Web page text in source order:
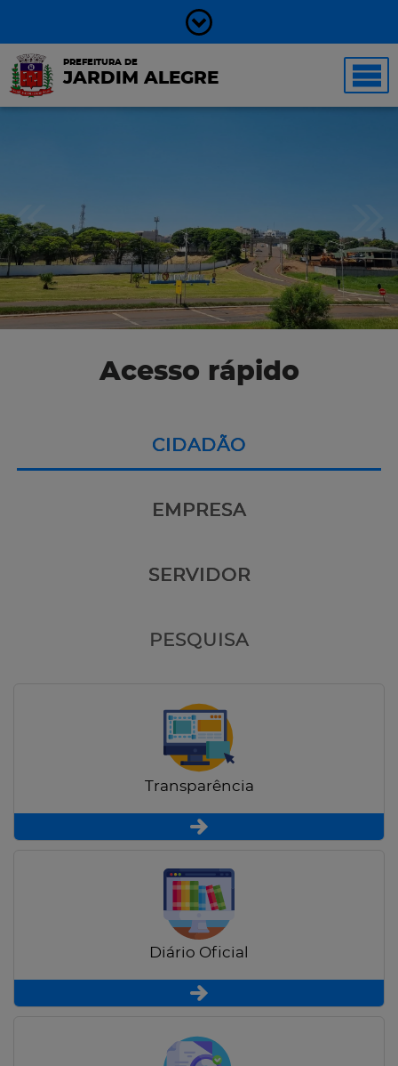
PREFEITURA DE
JARDIM ALEGRE
Acesso rápido
CIDADÃO
EMPRESA
SERVIDOR
PESQUISA
Transparência
Diário Oficial